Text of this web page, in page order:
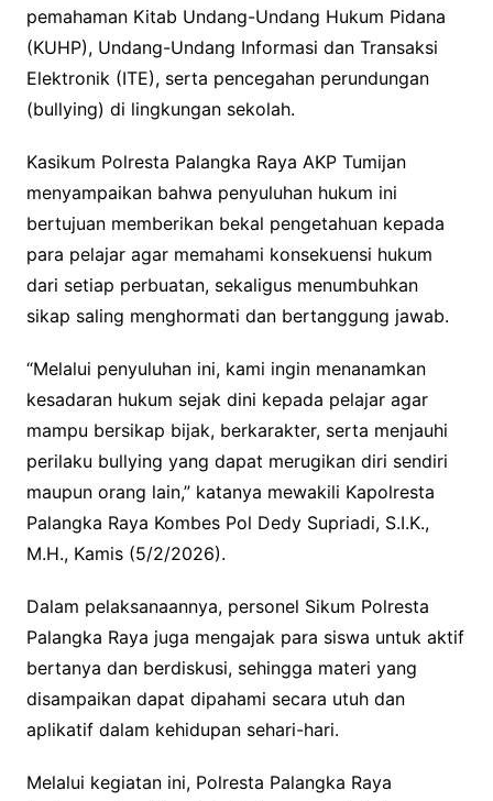
pemahaman Kitab Undang-Undang Hukum Pidana
(KUHP), Undang-Undang Informasi dan Transaksi
Elektronik (ITE), serta pencegahan perundungan
(bullying) di lingkungan sekolah.
Kasikum Polresta Palangka Raya AKP Tumijan
menyampaikan bahwa penyuluhan hukum ini
bertujuan memberikan bekal pengetahuan kepada
para pelajar agar memahami konsekuensi hukum
dari setiap perbuatan, sekaligus menumbuhkan
sikap saling menghormati dan bertanggung jawab.
“Melalui penyuluhan ini, kami ingin menanamkan
kesadaran hukum sejak dini kepada pelajar agar
mampu bersikap bijak, berkarakter, serta menjauhi
perilaku bullying yang dapat merugikan diri sendiri
maupun orang lain,” katanya mewakili Kapolresta
Palangka Raya Kombes Pol Dedy Supriadi, S.I.K.,
M.H., Kamis (5/2/2026).
Dalam pelaksanaannya, personel Sikum Polresta
Palangka Raya juga mengajak para siswa untuk aktif
bertanya dan berdiskusi, sehingga materi yang
disampaikan dapat dipahami secara utuh dan
aplikatif dalam kehidupan sehari-hari.
Melalui kegiatan ini, Polresta Palangka Raya